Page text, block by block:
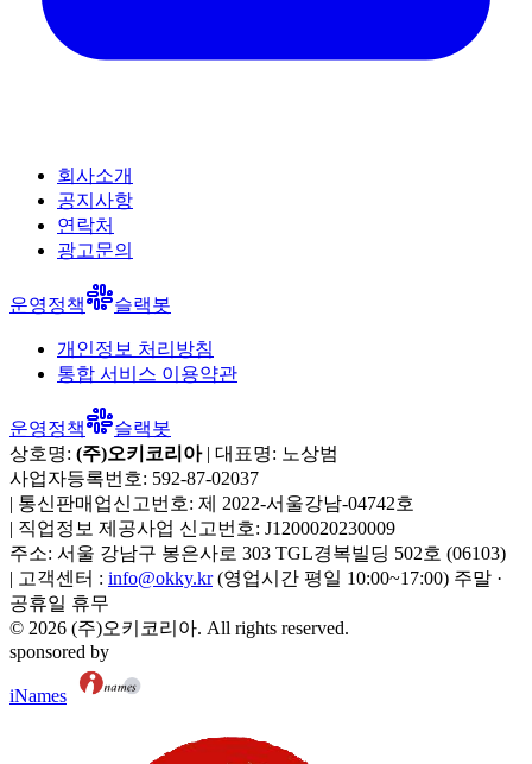
회사소개
공지사항
연락처
광고문의
운영정책 슬랙봇
개인정보 처리방침
통합 서비스 이용약관
운영정책
슬랙봇
상호명: (주)오키코리아| 대표명: 노상범
사업자등록번호: 592-87-02037
| 통신판매업신고번호: 제 2022-서울강남-04742호
| 직업정보 제공사업 신고번호: J1200020230009
주소: 서울 강남구 봉은사로 303 TGL경복빌딩 502호 (06103)
| 고객센터 : info@okky.kr (영업시간 평일 10:00~17:00) 주말 ·
공휴일 휴무
© 2026 (주)오키코리아. All rights reserved.
sponsored by
iNames